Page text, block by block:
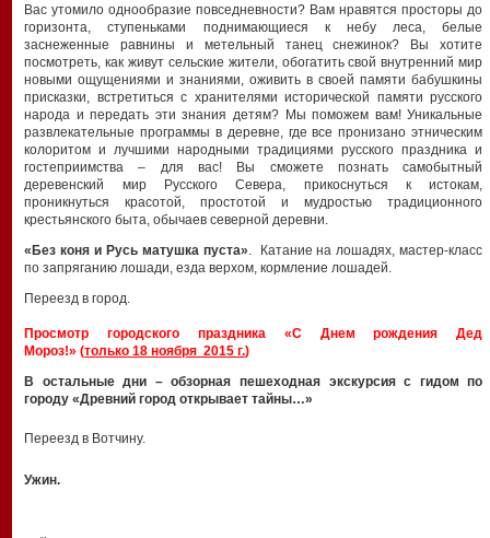
Вас утомило однообразие повседневности? Вам нравятся просторы до
горизонта, ступеньками поднимающиеся к небу леса, белые
заснеженные равнины и метельный танец снежинок? Вы хотите
посмотреть, как живут сельские жители, обогатить свой внутренний мир
новыми ощущениями и знаниями, оживить в своей памяти бабушкины
присказки, встретиться с хранителями исторической памяти русского
народа и передать эти знания детям? Мы поможем вам! Уникальные
развлекательные программы в деревне, где все пронизано этническим
колоритом и лучшими народными традициями русского праздника и
гостеприимства – для вас! Вы сможете познать самобытный
деревенский мир Русского Севера, прикоснуться к истокам,
проникнуться красотой, простотой и мудростью традиционного
крестьянского быта, обычаев северной деревни.
«Без коня и Русь матушка пуста» . Катание на лошадях, мастер-класс
по запряганию лошади, езда верхом, кормление лошадей.
Переезд в город.
Просмотр городского праздника «С Днем рождения Дед
Мороз!» (только 18 ноября 2015 г.)
В остальные дни – обзорная пешеходная экскурсия с гидом по
городу «Древний город открывает тайны…»
Переезд в Вотчину.
Ужин.